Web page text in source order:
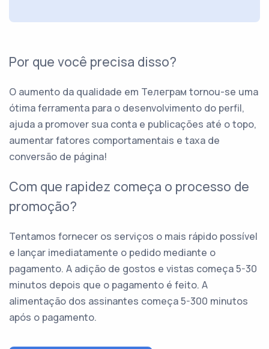
Por que você precisa disso?
O aumento da qualidade em Телеграм tornou-se uma
ótima ferramenta para o desenvolvimento do perfil,
ajuda a promover sua conta e publicações até o topo,
aumentar fatores comportamentais e taxa de
conversão de página!
Com que rapidez começa o processo de
promoção?
Tentamos fornecer os serviços o mais rápido possível
e lançar imediatamente o pedido mediante o
pagamento. A adição de gostos e vistas começa 5-30
minutos depois que o pagamento é feito. A
alimentação dos assinantes começa 5-300 minutos
após o pagamento.